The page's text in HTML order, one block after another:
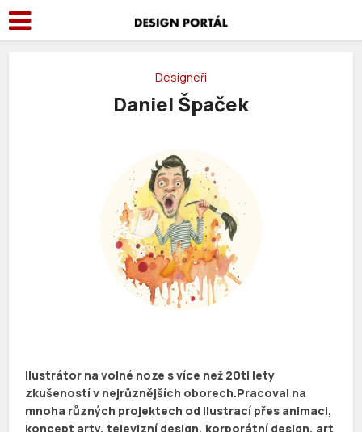
Designeři
Daniel Špaček
Ilustrátor na volné noze s více než 20ti lety
zkušeností v nejrůznějších oborech.Pracoval na
mnoha různých projektech od ilustrací přes animaci,
koncept arty, televizní design, korporátní design, art